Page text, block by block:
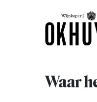
Waar